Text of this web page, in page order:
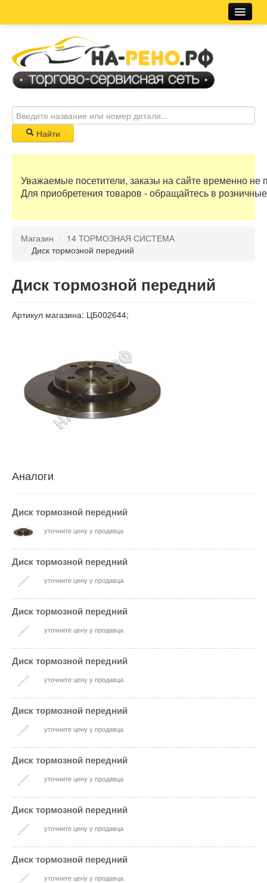
Магазин
Новости
Автосервис
Корзина
0 руб
Регистрация
Вход
Найти
Уважаемые посетители, заказы на сайте временно не
Для приобретения товаров - обращайтесь в
Магазин / 14 ТОРМОЗНАЯ СИСТЕМА
/ Диск тормозной передний
Диск тормозной передний
Артикул магазина: ЦБ002644;
Аналоги
Диск тормозной передний
уточните цену у продавца
Диск тормозной передний
уточните цену у продавца
Диск тормозной передний
уточните цену у продавца
Диск тормозной передний
уточните цену у продавца
Диск тормозной передний
уточните цену у продавца
Диск тормозной передний
уточните цену у продавца
Диск тормозной передний
уточните цену у продавца
Диск тормозной передний
уточните цену у продавца